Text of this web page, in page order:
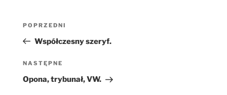
Poprzedni
wpis
POPRZEDNI
Współczesny szeryf.
Następny
wpis
NASTĘPNE
Opona, trybunał, VW.